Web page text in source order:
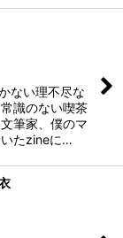
ない理不尽な
識のない喫茶
筆家、僕のマ
いたzineに…